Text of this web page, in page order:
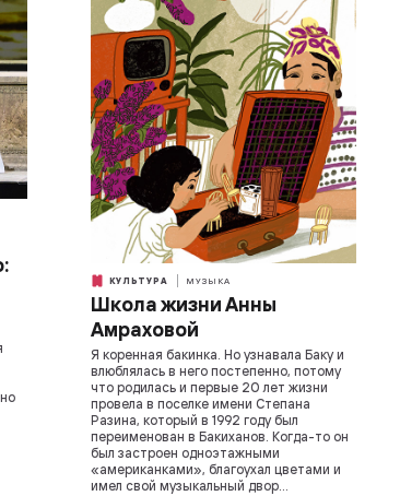
КУЛЬТУРА МУЗЫКА
Школа жизни Анны
Амраховой
Я коренная бакинка. Но узнавала Баку и
влюблялась в него постепенно, потому
что родилась и первые 20 лет жизни
провела в поселке имени Степана
Разина, который в 1992 году был
переименован в Бакиханов. Когда-то он
был застроен одноэтажными
«американками», благоухал цветами и
имел свой музыкальный двор…